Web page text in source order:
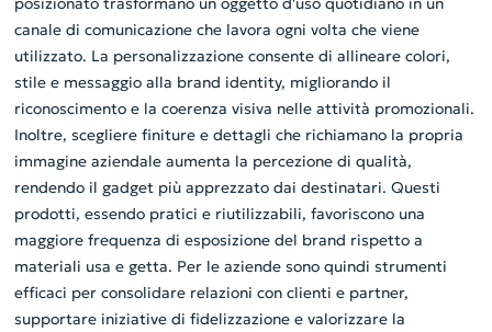
posizionato trasformano un oggetto d'uso quotidiano in un
canale di comunicazione che lavora ogni volta che viene
utilizzato. La personalizzazione consente di allineare colori,
stile e messaggio alla brand identity, migliorando il
riconoscimento e la coerenza visiva nelle attività promozionali.
Inoltre, scegliere finiture e dettagli che richiamano la propria
immagine aziendale aumenta la percezione di qualità,
rendendo il gadget più apprezzato dai destinatari. Questi
prodotti, essendo pratici e riutilizzabili, favoriscono una
maggiore frequenza di esposizione del brand rispetto a
materiali usa e getta. Per le aziende sono quindi strumenti
efficaci per consolidare relazioni con clienti e partner,
supportare iniziative di fidelizzazione e valorizzare la